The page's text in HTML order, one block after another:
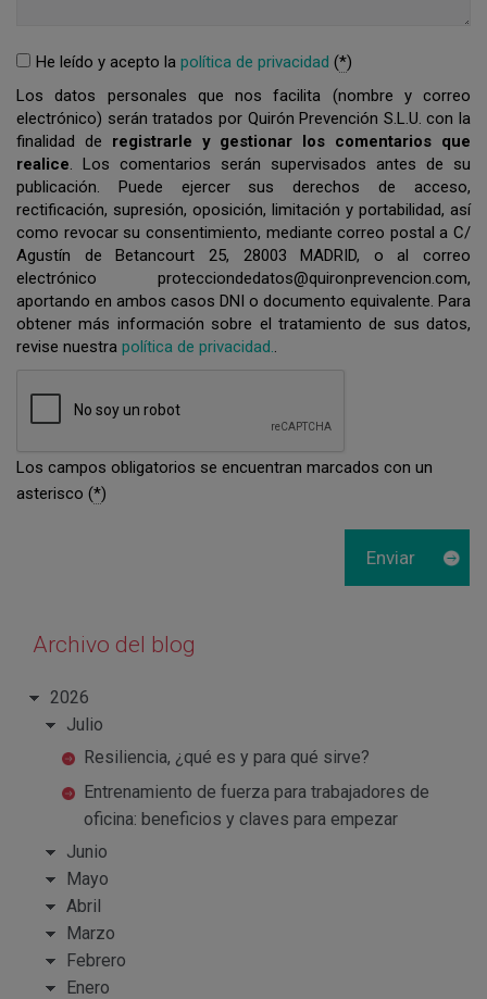
He leído y acepto la política de privacidad (*)
Los datos personales que nos facilita (nombre y correo
electrónico) serán tratados por Quirón Prevención S.L.U. con la
finalidad de registrarle y gestionar los comentarios que
realice. Los comentarios serán supervisados antes de su
publicación. Puede ejercer sus derechos de acceso,
rectificación, supresión, oposición, limitación y portabilidad, así
como revocar su consentimiento, mediante correo postal a C/
Agustín de Betancourt 25, 28003 MADRID, o al correo
electrónico protecciondedatos@quironprevencion.com,
aportando en ambos casos DNI o documento equivalente. Para
obtener más información sobre el tratamiento de sus datos,
revise nuestra política de privacidad..
Los campos obligatorios se encuentran marcados con un
asterisco (*)
Archivo del blog
2026
Julio
Resiliencia, ¿qué es y para qué sirve?
Entrenamiento de fuerza para trabajadores de
oficina: beneficios y claves para empezar
Junio
Mayo
Abril
Marzo
Febrero
Enero